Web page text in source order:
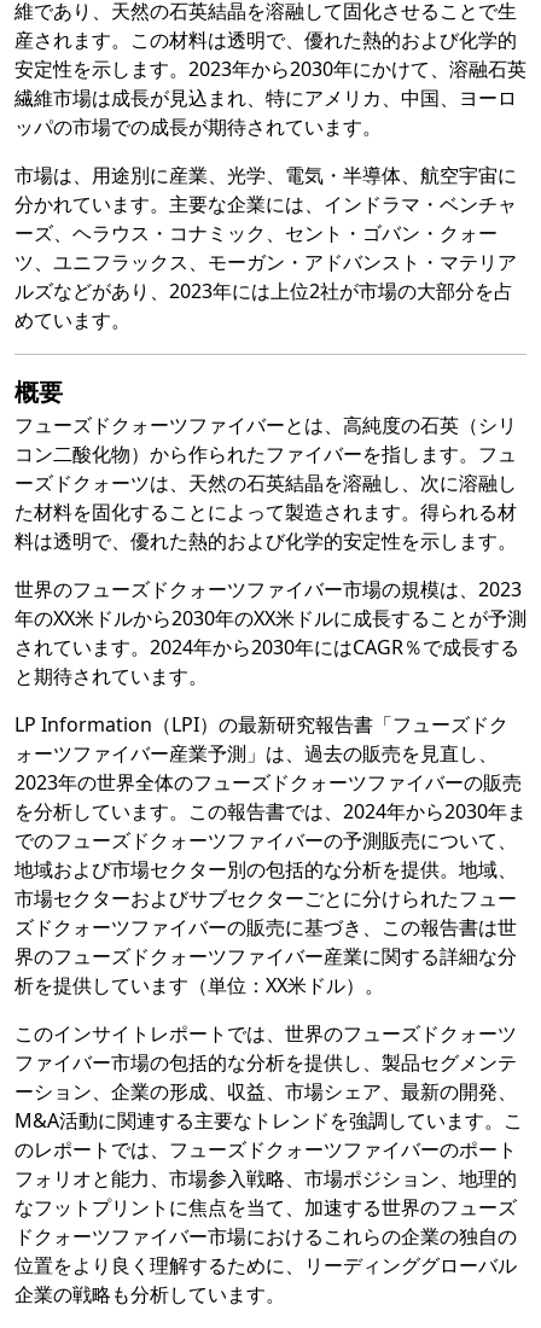
維であり、天然の石英結晶を溶融して固化させることで生
産されます。この材料は透明で、優れた熱的および化学的
安定性を示します。2023年から2030年にかけて、溶融石英
繊維市場は成長が見込まれ、特にアメリカ、中国、ヨーロ
ッパの市場での成長が期待されています。
市場は、用途別に産業、光学、電気・半導体、航空宇宙に
分かれています。主要な企業には、インドラマ・ベンチャ
ーズ、ヘラウス・コナミック、セント・ゴバン・クォー
ツ、ユニフラックス、モーガン・アドバンスト・マテリア
ルズなどがあり、2023年には上位2社が市場の大部分を占
めています。
概要
フューズドクォーツファイバーとは、高純度の石英（シリ
コン二酸化物）から作られたファイバーを指します。フュ
ーズドクォーツは、天然の石英結晶を溶融し、次に溶融し
た材料を固化することによって製造されます。得られる材
料は透明で、優れた熱的および化学的安定性を示します。
世界のフューズドクォーツファイバー市場の規模は、2023
年のXX米ドルから2030年のXX米ドルに成長することが予測
されています。2024年から2030年にはCAGR％で成長する
と期待されています。
LP Information（LPI）の最新研究報告書「フューズドク
ォーツファイバー産業予測」は、過去の販売を見直し、
2023年の世界全体のフューズドクォーツファイバーの販売
を分析しています。この報告書では、2024年から2030年ま
でのフューズドクォーツファイバーの予測販売について、
地域および市場セクター別の包括的な分析を提供。地域、
市場セクターおよびサブセクターごとに分けられたフュー
ズドクォーツファイバーの販売に基づき、この報告書は世
界のフューズドクォーツファイバー産業に関する詳細な分
析を提供しています（単位：XX米ドル）。
このインサイトレポートでは、世界のフューズドクォーツ
ファイバー市場の包括的な分析を提供し、製品セグメンテ
ーション、企業の形成、収益、市場シェア、最新の開発、
M&A活動に関連する主要なトレンドを強調しています。こ
のレポートでは、フューズドクォーツファイバーのポート
フォリオと能力、市場参入戦略、市場ポジション、地理的
なフットプリントに焦点を当て、加速する世界のフューズ
ドクォーツファイバー市場におけるこれらの企業の独自の
位置をより良く理解するために、リーディンググローバル
企業の戦略も分析しています。